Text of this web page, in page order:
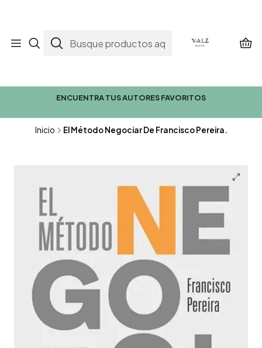
ENCUENTRA TUS AUTORES FAVORITOS
Inicio El Método Negociar De Francisco Pereira.